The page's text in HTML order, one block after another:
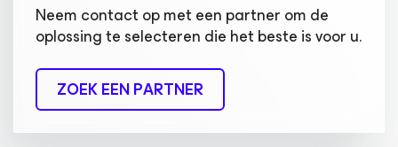
Neem contact op met een partner om de
oplossing te selecteren die het beste is voor u.
ZOEK EEN PARTNER